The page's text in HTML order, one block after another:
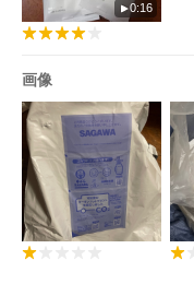
0:16
画像